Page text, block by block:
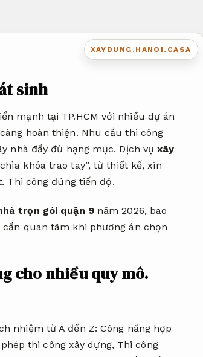
XAYDUNG.HANOI.CASA
sinh
mạnh tại TP.HCM với nhiều dự án
hoàn thiện. Nhu cầu thi công
nhà đầy đủ hạng mục. Dịch vụxây
khóa trao tay”, từ thiết kế, xin
Thi công đúng tiến độ.
trọn gói quận 9năm 2026, bao
quan tâm khi phương án chọn
cho nhiều quy mô.
nhiệm từ A đến Z: Công năng hợp
thi công xây dựng, Thi công